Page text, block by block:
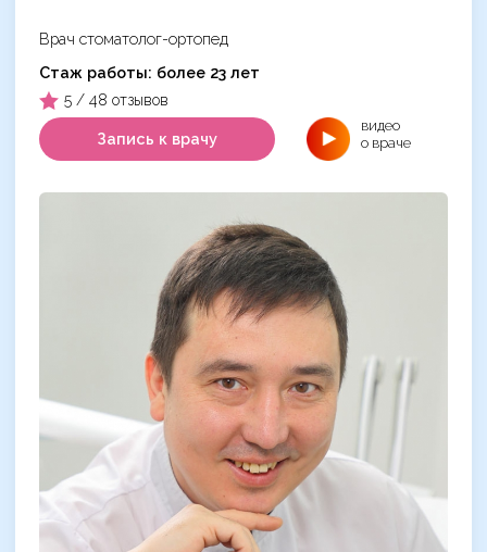
Врач стоматолог-ортопед
Cтаж работы: более 23 лет
5 / 48 отзывов
Запись к врачу
видео
о враче